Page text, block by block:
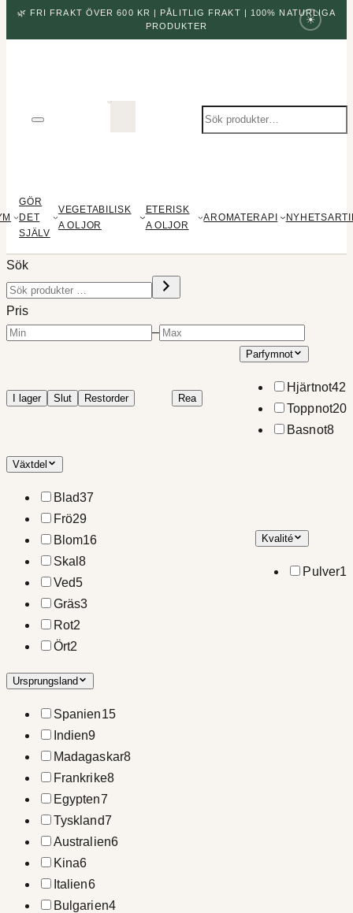
🌿 FRI FRAKT ÖVER 600 KR | PÅLITLIG FRAKT | 100% NATURLIGA
PRODUKTER
☀
Sök
produkter
GÖR
DET
SJÄLV
VEGETABILISK
A OLJOR
ETERISK
A OLJOR
AROMATERAPI
Sök
Pris
–
I lager Slut Restorder Rea
Parfymnot
Hjärtnot42
Toppnot20
Basnot8
Växtdel
Blad37
Frö29
Blom16
Skal8
Ved5
Gräs3
Rot2
Ört2
Kvalité
Pulver1
Ursprungsland
Spanien15
Indien9
Madagaskar8
Frankrike8
Egypten7
Tyskland7
Australien6
Kina6
Italien6
Bulgarien4